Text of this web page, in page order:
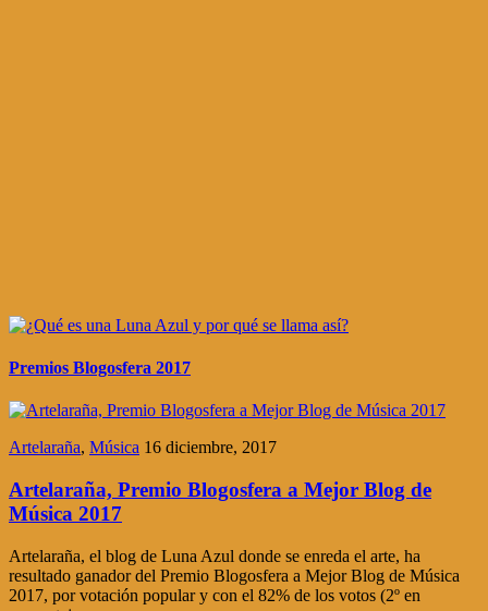
Premios Blogosfera 2017
Artelaraña, Música 16 diciembre, 2017
Artelaraña, Premio Blogosfera a Mejor Blog de
Música 2017
Artelaraña, el blog de Luna Azul donde se enreda el arte, ha
resultado ganador del Premio Blogosfera a Mejor Blog de Música
2017, por votación popular y con el 82% de los votos (2º en